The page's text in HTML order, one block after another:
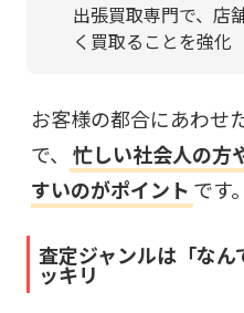
出張買取専門で、店
く買取ることを強化
お客様の都合にあわせ
で、 忙しい社会人の方
すいのがポイント です。
査定ジャンルは「な
ッキリ